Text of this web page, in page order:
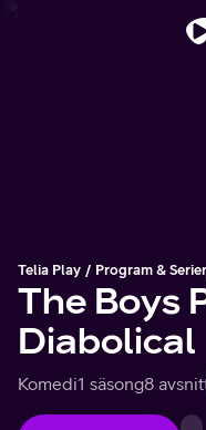
Telia Play Program & Serier
The Boys
Diabolical
Komedi1 säsong8